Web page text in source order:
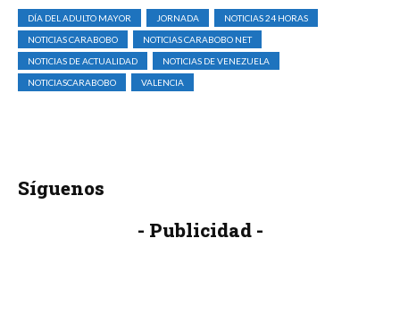
DÍA DEL ADULTO MAYOR JORNADA
NOTICIAS 24 HORAS
NOTICIAS CARABOBO
NOTICIAS CARABOBO NET
NOTICIAS DE ACTUALIDAD
NOTICIAS DE VENEZUELA
NOTICIASCARABOBO
VALENCIA
Síguenos
- Publicidad -